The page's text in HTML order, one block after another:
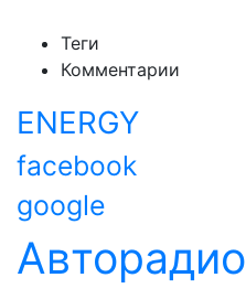
Теги
Комментарии
ENERGY
facebook
google
Авторадио